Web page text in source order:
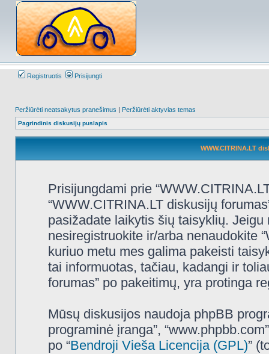
Registruotis Prisijungti
Peržiūrėti neatsakytus pranešimus | Peržiūrėti aktyvias temas
Pagrindinis diskusijų puslapis
WWW.CITRINA.LT
Prisijungdami prie
“WWW.CITRINA.LT diskusijų
pasižadate laikytis šių taisyklių.
nesiregistruokite ir/arba nenaudokite
kuriuo metu mes galima pakeisti
tai informuotas, tačiau, kadangi ir
forumas” po pakeitimų, yra protinga
Mūsų diskusijos naudoja phpBB
programinė įranga”,
po “Bendroji Vieša Licencija (GPL)”